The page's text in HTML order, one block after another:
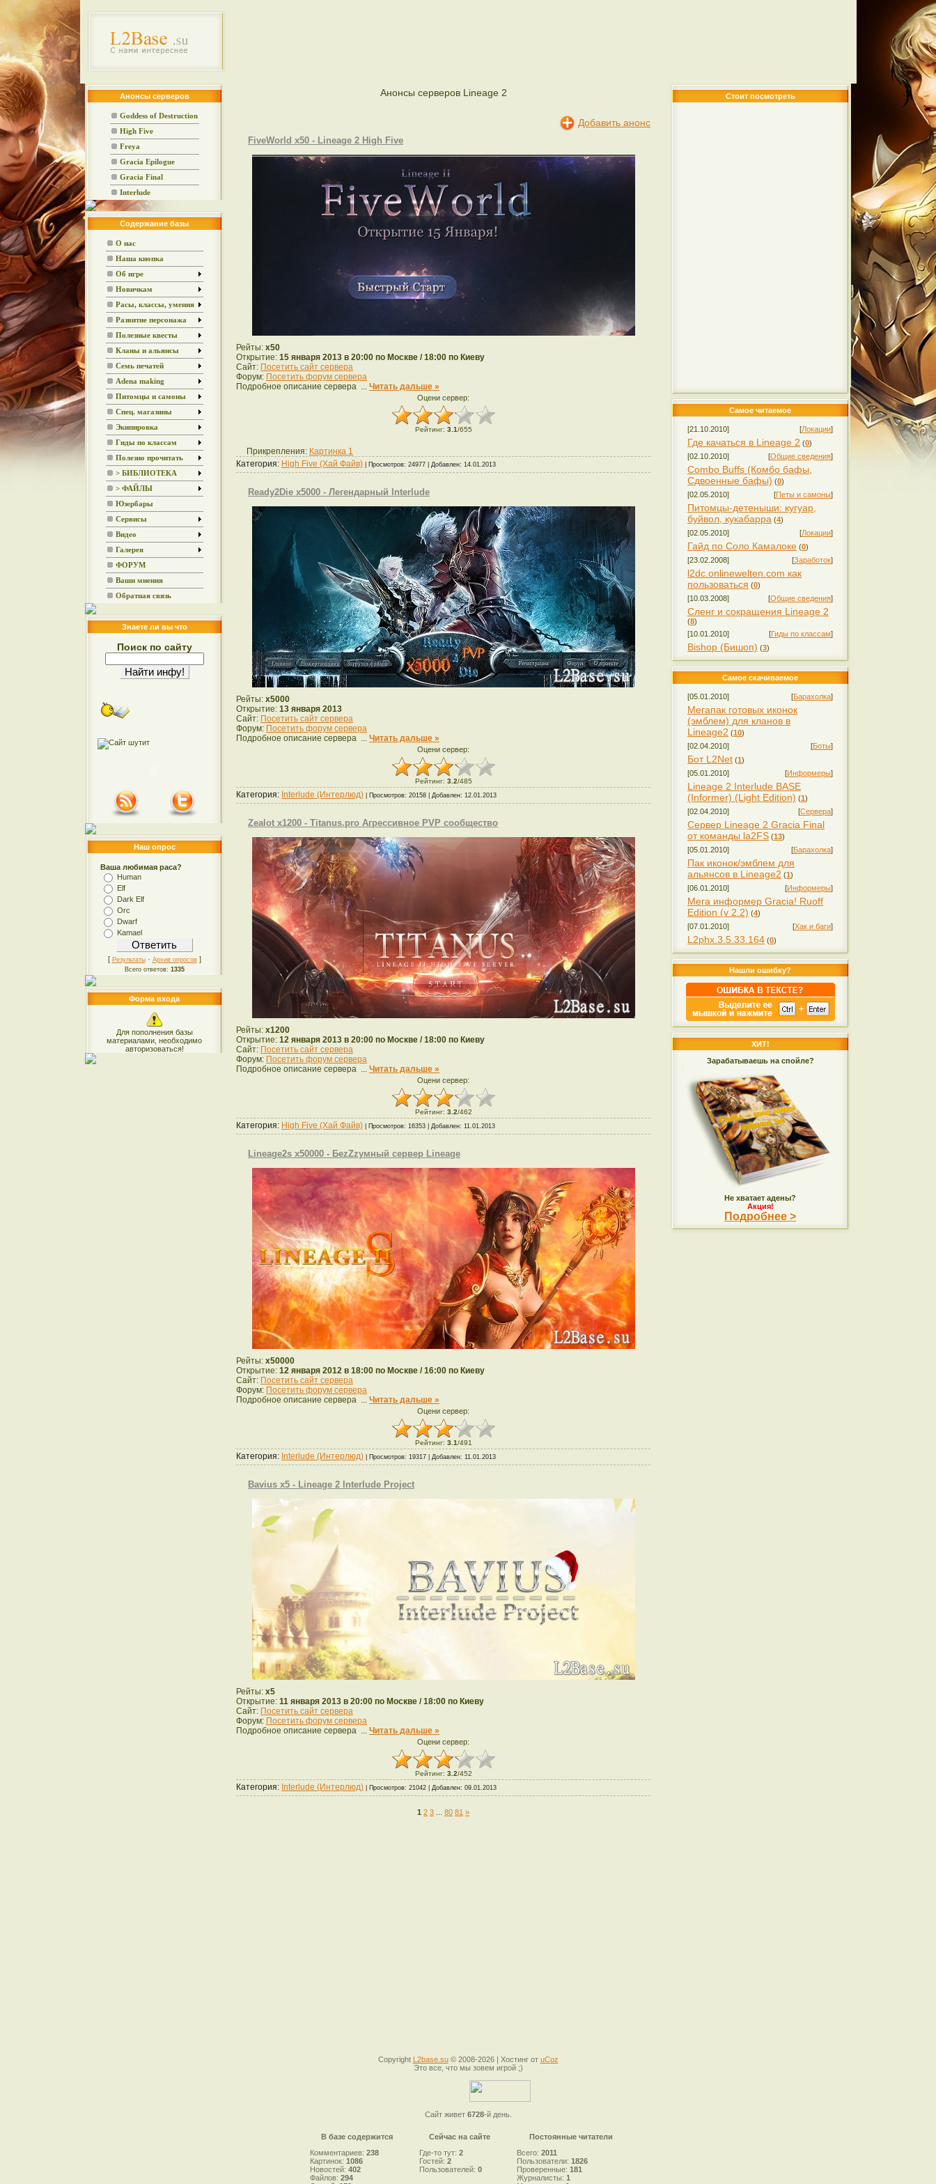
Анонсы серверов
Goddess of Destruction
High Five
Freya
Gracia Epilogue
Gracia Final
Interlude
Содержание базы
О нас
Наша кнопка
Об игре
Новичкам
Расы, классы, умения
Развитие персонажа
Полезные квесты
Кланы и альянсы
Семь печатей
Adena making
Питомцы и самоны
Спец. магазины
Экипировка
Гиды по классам
Полезно прочитать
> БИБЛИОТЕКА
> ФАЙЛЫ
Юзербары
Сервисы
Видео
Галерея
ФОРУМ
Ваши мнения
Обратная связь
Знаете ли вы что
Поиск по сайту
Наш опрос
Ваша любимая раса?
Human
Elf
Dark Elf
Orc
Dwarf
Kamael
[ Результаты· Архив опросов]
Всего ответов: 1335
Форма входа
Для пополнения базы
материалами, необходимо
авторизоваться!
Анонсы серверов Lineage 2
Добавить анонс
FiveWorld x50 - Lineage 2 High Five
Рейты: x50
Открытие: 15 января 2013 в 20:00 по Москве / 18:00 по Киеву
Сайт: Посетить сайт сервера
Форум: Посетить форум сервера
Подробное описание сервера ... Читать дальше »
Оцени сервер:
Рейтинг: 3.1/655
Прикрепления: Картинка 1
Категория: High Five (Хай Файв) | Просмотров: 24977 | Добавлен: 14.01.2013
Ready2Die x5000 - Легендарный Interlude
Рейты: x5000
Открытие: 13 января 2013
Сайт: Посетить сайт сервера
Форум: Посетить форум сервера
Подробное описание сервера ... Читать дальше »
Оцени сервер:
Рейтинг: 3.2/485
Категория: Interlude (Интерлюд) | Просмотров: 20158 | Добавлен: 12.01.2013
Zealot x1200 - Titanus.pro Агрессивное PVP сообщество
Рейты: x1200
Открытие: 12 января 2013 в 20:00 по Москве / 18:00 по Киеву
Сайт: Посетить сайт сервера
Форум: Посетить форум сервера
Подробное описание сервера ... Читать дальше »
Оцени сервер:
Рейтинг: 3.2/462
Категория: High Five (Хай Файв) | Просмотров: 16353 | Добавлен: 11.01.2013
Lineage2s x50000 - БеzZzумный сервер Lineage
Рейты: x50000
Открытие: 12 января 2012 в 18:00 по Москве / 16:00 по Киеву
Сайт: Посетить сайт сервера
Форум: Посетить форум сервера
Подробное описание сервера ... Читать дальше »
Оцени сервер:
Рейтинг: 3.1/491
Категория: Interlude (Интерлюд) | Просмотров: 19317 | Добавлен: 11.01.2013
Bavius x5 - Lineage 2 Interlude Project
Рейты: x5
Открытие: 11 января 2013 в 20:00 по Москве / 18:00 по Киеву
Сайт: Посетить сайт сервера
Форум: Посетить форум сервера
Подробное описание сервера ... Читать дальше »
Оцени сервер:
Рейтинг: 3.2/452
Категория: Interlude (Интерлюд) | Просмотров: 21042 | Добавлен: 09.01.2013
1 2 3 80 81 »
Стоит посмотреть
Самое читаемое
[21.10.2010] [Локации]
Где качаться в Lineage 2 (0)
[02.10.2010]
[Общие сведения]
Combo Buffs (Комбо бафы,
Сдвоенные бафы) (0)
[02.05.2010]
[Петы и самоны]
Питомцы-детеныши: кугуар,
буйвол, кукабарра (4)
[02.05.2010]
[Локации]
Гайд по Соло Камалоке (0)
[23.02.2008]
[Заработок]
l2dc.onlinewelten.com как
пользоваться (0)
[10.03.2008]
[Общие сведения]
Сленг и сокращения Lineage 2
(8)
[10.01.2010]
[Гиды по классам]
Bishop (Бишоп) (3)
Самое скачиваемое
[05.01.2010] [Барахолка]
Мегапак готовых иконок
(эмблем) для кланов в
Lineage2 (10)
[02.04.2010]
[Боты]
Бот L2Net (1)
[05.01.2010]
[Информеры]
Lineage 2 Interlude BASE
(Informer) (Light Edition) (1)
[02.04.2010]
[Сервера]
Сервер Lineage 2 Gracia Final
от команды la2FS (13)
[05.01.2010]
[Барахолка]
Пак иконок/эмблем для
альянсов в Lineage2 (1)
[06.01.2010]
[Информеры]
Мега информер Gracia! Ruoff
Edition (v 2.2) (4)
[07.01.2010]
[Хак и баги]
L2phx.3.5.33.164 (0)
Нашли ошибку?
ХИТ!
Зарабатываешь на спойле?
Не хватает адены?
Акция!
Подробнее >
Copyright L2base.su© 2008-2026 | Хостинг от uCoz
Это все, что мы зовем игрой ;)
Сайт живет 6728-й день.
В базе содержится
Комментариев: 238
Картинок: 1086
Новостей: 402
Файлов: 294
Сейчас на сайте
Где-то тут: 2
Гостей: 2
Пользователей: 0
Постоянные читатели
Всего: 2011
Пользователи: 1826
Проверенные: 181
Журналисты: 1